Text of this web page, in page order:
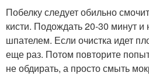
Побелку следует обильно
кисти. Подождать 20-30 минут и
шпателем. Если очистка идет
еще раз. Потом повторите
не обдирать, а просто смыть